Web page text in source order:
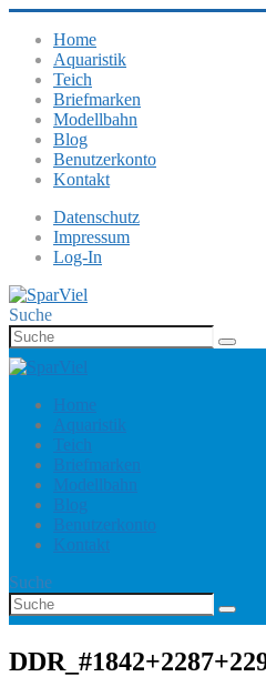
Home
Aquaristik
Teich
Briefmarken
Modellbahn
Blog
Benutzerkonto
Kontakt
Datenschutz
Impressum
Log-In
Suche
Home
Aquaristik
Teich
Briefmarken
Modellbahn
Blog
Benutzerkonto
Kontakt
Suche